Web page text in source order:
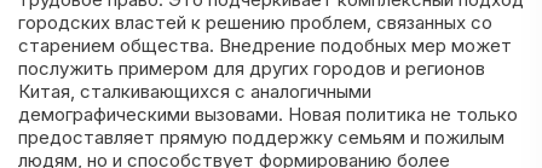
городских властей к решению проблем, связанных со
старением общества. Внедрение подобных мер может
послужить примером для других городов и регионов
Китая, сталкивающихся с аналогичными
демографическими вызовами. Новая политика не только
предоставляет прямую поддержку семьям и пожилым
людям, но и способствует формированию более